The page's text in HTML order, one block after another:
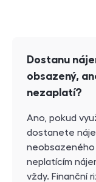
Dostanu
obsazený,
nezaplatí?
Ano, pokud
dostanete
neplatícím
vždy. Finanční